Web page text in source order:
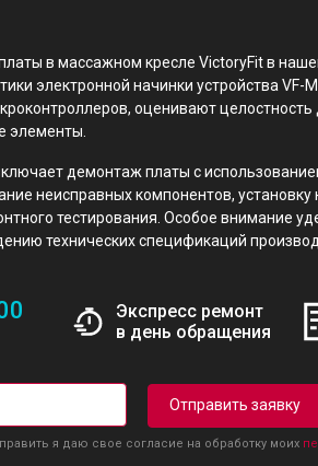
в массажном кресле VictoryFit в
электронной начинки устройства VF-
оценивают
элементы.
демонтаж платы с
неисправных компонентов,
тестирования. Особое внимание
технических спецификаций
Экспресс ремонт
в день обращения
Отправить заявку
я даю свое согласие на обработку моих